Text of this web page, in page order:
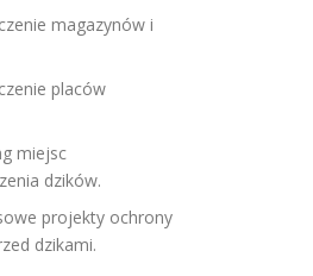
magazynów i
placów
miejsc
dzików.
projekty ochrony
dzikami.